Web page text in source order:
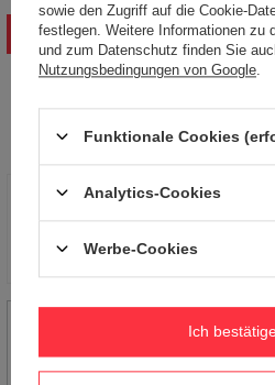
IHRE BEWERTUNG
Inhalt Ihrer Bewertung
Ihr Produktfoto hinzufügen:
sowie den Zugriff auf die Cookie-
festlegen. Weitere Informationen zu
und zum Datenschutz finden Sie
Nutzungsbedingungen von Google
Funktionale Cookies
Analytics-Cookies
Werbe-Cookies
Ich